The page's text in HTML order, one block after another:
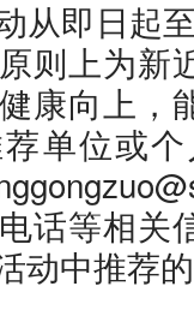
从即日起
则上为新
康向上，
单位或
话等相关
动中推荐